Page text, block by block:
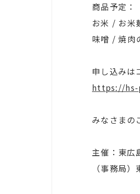
商品予定：
お米 / お米
味噌 / 焼
申し込みは
https://
みなさまの
主催：東広
（事務局